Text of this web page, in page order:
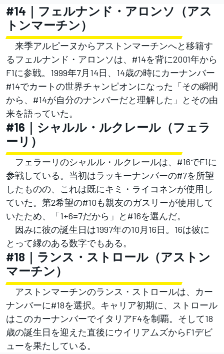
#14｜フェルナンド・アロンソ（アス
トンマーチン）
来季アルピーヌからアストンマーチンへと移籍す
るフェルナンド・アロンソは、#14を背に2001年から
F1に参戦。1999年7月14日、14歳の時にカーナンバー
#14でカートの世界チャンピオンになった「その瞬間
から、#14が自分のナンバーだと理解した」とその由
来を語っていた。
#16｜シャルル・ルクレール（フェラ
ーリ）
フェラーリのシャルル・ルクレールは、#16でF1に
参戦している。当初はラッキーナンバーの#7を所望
したものの、これは既にキミ・ライコネンが使用し
ていた。第2希望の#10も親友のガスリーが使用して
いたため、「1+6=7だから」と#16を選んだ。
因みに彼の誕生日は1997年の10月16日。16は彼に
とって縁のある数字でもある。
#18｜ランス・ストロール（アストン
マーチン）
アストンマーチンのランス・ストロールは、カー
ナンバーに#18を選択。キャリア初期に、ストロール
はこのカーナンバーでイタリアF4を制覇。そして18
歳の誕生日を迎えた直後にウイリアムズからF1デビ
ューを果たしている。